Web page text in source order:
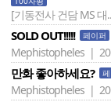
[기동전사 건담 MS 대
SOLD OUT!!!!! 페이퍼
Mephistopheles |
만화 좋아하세요?
Mephistopheles |